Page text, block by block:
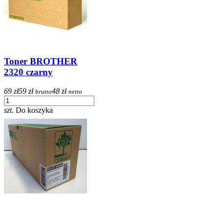
Toner BROTHER
2320 czarny
69 zł59 zł brutto48 zł netto
szt. Do koszyka